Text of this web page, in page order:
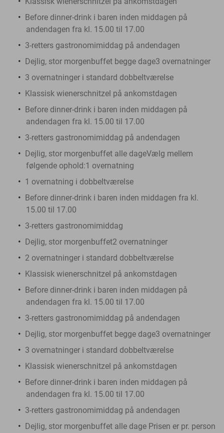
Before dinner-drink i baren inden middagen på
andendagen fra kl. 15.00 til 17.00
3-retters gastronomimiddag på andendagen
Dejlig, stor morgenbuffet begge dage3 overnatninger
3 overnatninger i standard dobbeltværelse
Klassisk wienerschnitzel på ankomstdagen
Before dinner-drink i baren inden middagen på
andendagen fra kl. 15.00 til 17.00
3-retters gastronomimiddag på andendagen
Dejlig, stor morgenbuffet alle dageVælg mellem
følgende ophold:1 overnatning
1 overnatning i dobbeltværelse
Before dinner-drink i baren inden middagen fra kl.
15.00 til 17.00
3-retters gastronomimiddag
Dejlig, stor morgenbuffet2 overnatninger
2 overnatninger i standard dobbeltværelse
Klassisk wienerschnitzel på ankomstdagen
Before dinner-drink i baren inden middagen på
andendagen fra kl. 15.00 til 17.00
3-retters gastronomimiddag på andendagen
Dejlig, stor morgenbuffet begge dage3 overnatninger
3 overnatninger i standard dobbeltværelse
Klassisk wienerschnitzel på ankomstdagen
Before dinner-drink i baren inden middagen på
andendagen fra kl. 15.00 til 17.00
3-retters gastronomimiddag på andendagen
Dejlig, stor morgenbuffet alle dage Prisen er pr. person